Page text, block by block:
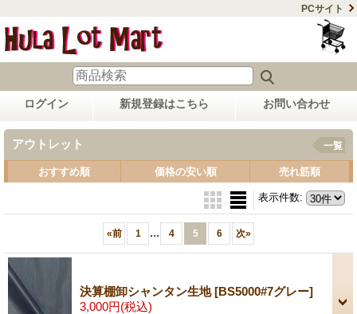
PCサイト
ログイン 新規登録はこちら お問い合わせ
アウトレット 一覧
おすすめ順 価格の安い順 売れ筋順
表示件数:
«前 1 ... 4 5 6 次»
決算棚卸シャンタン生地[BS5000#7グレー]
3,000円(税込)